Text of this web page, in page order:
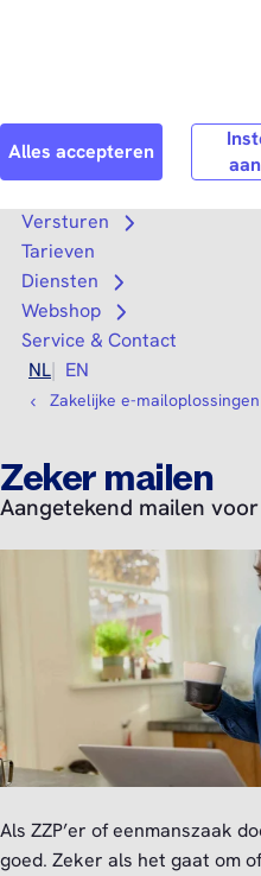
Search
Versturen
Open submenu
Tarieven
Diensten
Open submenu
Webshop
Open submenu
Service & Contact
NL
EN
Zakelijke e-mailoplossingen
Zeker mailen
Aangetekend mailen voor
Als ZZP’er of eenmanszaak
goed. Zeker als het gaat om